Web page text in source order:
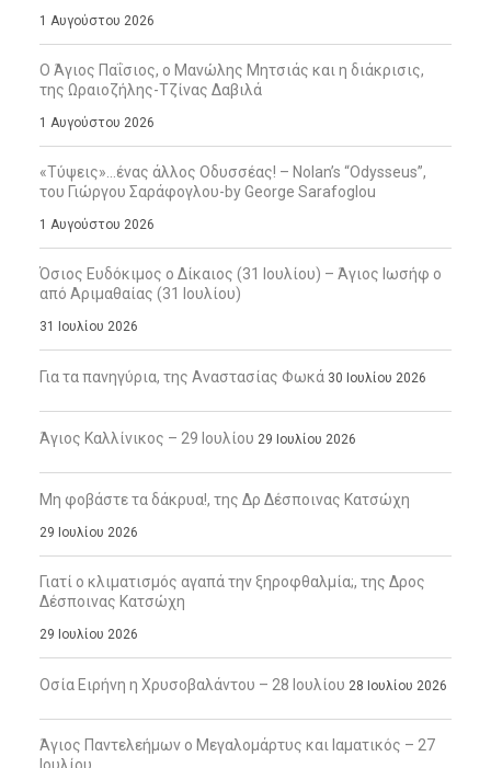
1 Αυγούστου 2026
Ο Άγιος Παΐσιος, ο Μανώλης Μητσιάς και η διάκρισις,
της Ωραιοζήλης-Τζίνας Δαβιλά
1 Αυγούστου 2026
«Τύψεις»…ένας άλλος Οδυσσέας! – Nolan’s “Odysseus”,
του Γιώργου Σαράφογλου-by George Sarafoglou
1 Αυγούστου 2026
Όσιος Ευδόκιμος ο Δίκαιος (31 Ιουλίου) – Άγιος Ιωσήφ ο
από Αριμαθαίας (31 Ιουλίου)
31 Ιουλίου 2026
Για τα πανηγύρια, της Αναστασίας Φωκά 30 Ιουλίου 2026
Άγιος Καλλίνικος – 29 Ιουλίου 29 Ιουλίου 2026
Μη φοβάστε τα δάκρυα!, της Δρ Δέσποινας Κατσώχη
29 Ιουλίου 2026
Γιατί ο κλιματισμός αγαπά την ξηροφθαλμία;, της Δρος
Δέσποινας Κατσώχη
29 Ιουλίου 2026
Οσία Ειρήνη η Χρυσοβαλάντου – 28 Ιουλίου 28 Ιουλίου 2026
Άγιος Παντελεήμων ο Μεγαλομάρτυς και Ιαματικός – 27
Ιουλίου